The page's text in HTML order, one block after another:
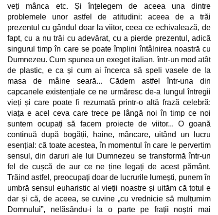
veți mânca etc. Și înțelegem de aceea una dintre
problemele unor astfel de atitudini: aceea de a trăi
prezentul cu gândul doar la viitor, ceea ce echivalează, de
fapt, cu a nu trăi cu adevărat, cu a pierde prezentul, adică
singurul timp în care se poate împlini întâlnirea noastră cu
Dumnezeu. Cum spunea un exeget italian, într-un mod atât
de plastic, e ca și cum ai încerca să speli vasele de la
masa de mâine seară... Cădem astfel într-una din
capcanele existențiale ce ne urmăresc de-a lungul întregii
vieți și care poate fi rezumată printr-o altă frază celebră:
viața e acel ceva care trece pe lângă noi în timp ce noi
suntem ocupați să facem proiecte de viitor... O goană
continuă după bogății, haine, mâncare, uitând un lucru
esențial: că toate acestea, în momentul în care le pervertim
sensul, din daruri ale lui Dumnezeu se transformă într-un
fel de cușcă de aur ce ne ține legați de acest pământ.
Trăind astfel, preocupați doar de lucrurile lumești, punem în
umbră sensul euharistic al vieții noastre și uităm că totul e
dar și că, de aceea, se cuvine „cu vrednicie să mulțumim
Domnului”, nelăsându-i la o parte pe frații noștri mai